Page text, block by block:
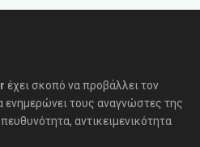
έχει σκοπό να προβάλλει τον
ενημερώνει τους αναγνώστες της
αντικειμενικότητα